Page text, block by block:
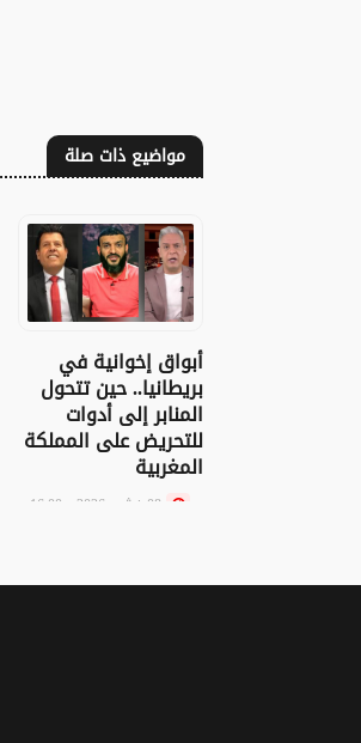
مواضيع ذات صلة
أبواق إخوانية في
بريطانيا.. حين تتحول
المنابر إلى أدوات
للتحريض على المملكة
المغربية